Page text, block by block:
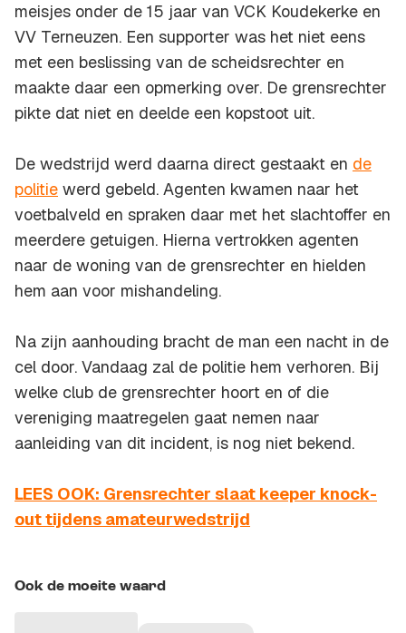
meisjes onder de 15 jaar van VCK Koudekerke en
VV Terneuzen. Een supporter was het niet eens
met een beslissing van de scheidsrechter en
maakte daar een opmerking over. De grensrechter
pikte dat niet en deelde een kopstoot uit.
De wedstrijd werd daarna direct gestaakt en de
politie werd gebeld. Agenten kwamen naar het
voetbalveld en spraken daar met het slachtoffer en
meerdere getuigen. Hierna vertrokken agenten
naar de woning van de grensrechter en hielden
hem aan voor mishandeling.
Na zijn aanhouding bracht de man een nacht in de
cel door. Vandaag zal de politie hem verhoren. Bij
welke club de grensrechter hoort en of die
vereniging maatregelen gaat nemen naar
aanleiding van dit incident, is nog niet bekend.
LEES OOK: Grensrechter slaat keeper knock-
out tijdens amateurwedstrijd
Ook de moeite waard